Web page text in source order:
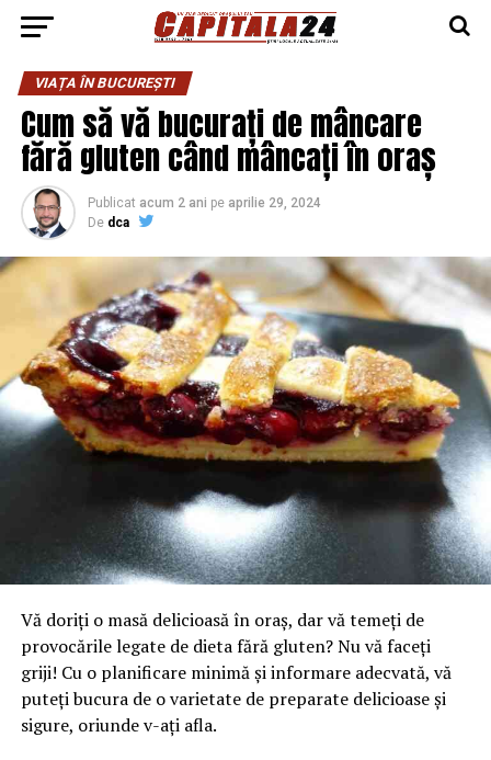
VIAȚA ÎN BUCUREȘTI
Cum să vă bucurați de mâncare
fără gluten când mâncați în oraș
Publicat acum 2 ani pe aprilie 29, 2024
De dca
Vă doriți o masă delicioasă în oraș, dar vă temeți de
provocările legate de dieta fără gluten? Nu vă faceți
griji! Cu o planificare minimă și informare adecvată, vă
puteți bucura de o varietate de preparate delicioase și
sigure, oriunde v-ați afla.